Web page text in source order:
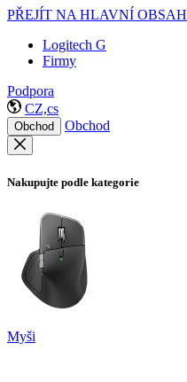
PŘEJÍT NA HLAVNÍ OBSAH
Logitech G
Firmy
Podpora
CZ,cs
Obchod Obchod
Nakupujte podle kategorie
Myši